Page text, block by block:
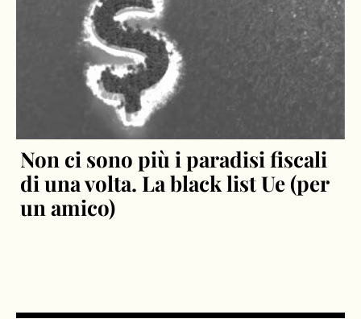
Non ci sono più i paradisi fiscali
di una volta. La black list Ue (per
un amico)